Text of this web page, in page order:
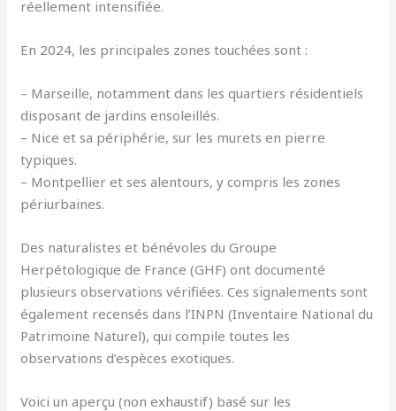
réellement intensifiée.
En 2024, les principales zones touchées sont :
– Marseille, notamment dans les quartiers résidentiels
disposant de jardins ensoleillés.
– Nice et sa périphérie, sur les murets en pierre
typiques.
– Montpellier et ses alentours, y compris les zones
périurbaines.
Des naturalistes et bénévoles du Groupe
Herpétologique de France (GHF) ont documenté
plusieurs observations vérifiées. Ces signalements sont
également recensés dans l’INPN (Inventaire National du
Patrimoine Naturel), qui compile toutes les
observations d’espèces exotiques.
Voici un aperçu (non exhaustif) basé sur les